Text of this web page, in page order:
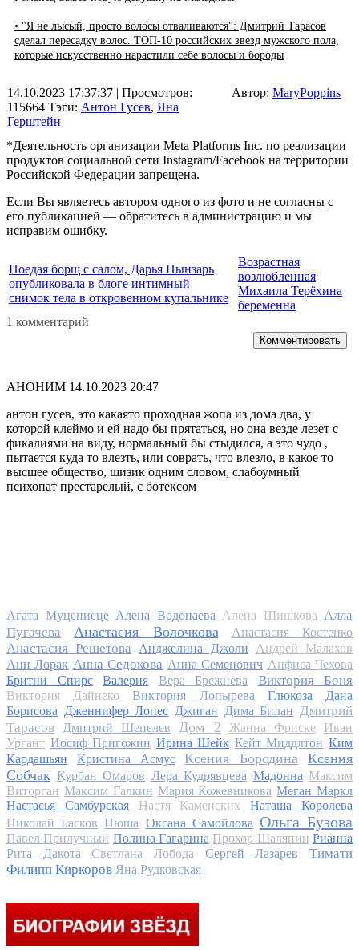
• "Я не лысый, просто волосы отваливаются": Дмитрий Тарасов
сделал пересадку волос. ТОП-10 российских звезд мужского пола,
которые искусственно нарастили себе волосы и бороды
14.10.2023 17:37:37 | Просмотров:
115664 Тэги: Антон Гусев, Яна
Герштейн
Автор: MaryPoppins
*Деятельность организации Meta Platforms Inc. по реализации
продуктов социальной сети Instagram/Facebook на территории
Российской Федерации запрещена.
Если Вы являетесь автором одного из фото и не согласны с
его публикацией — обратитесь в администрацию и мы
исправим ошибку.
Поедая борщ с салом, Дарья Пынзарь
опубликовала в блоге интимный
снимок тела в откровенном купальнике
Возрастная
возлюбленная
Михаила Терёхина
беременна
1 комментарий
Комментировать
АНОНИМ 14.10.2023 20:47
антон гусев, это какаято проходная жопа из дома два, у
которой клеймо и ей надо бы прятаться, но она везде лезет с
фикалиями на виду, нормальный бы стыдился, а это чудо ,
пытается куда то влезть, или соврать, что влезло, в какое то
высшее общество, шизик одним словом, слабоумный
психопат престарелый, с ботексом
Агата Муцениеце Алена Водонаева Алена Шишкова Алла
Пугачева
Анастасия Волочкова Анастасия Костенко
Анастасия Решетова Анджелина Джоли
Андрей Малахов
Ани Лорак Анна Седокова Анна Семенович Анфиса Чехова
Бритни Спирс
Валерия Вера Брежнева Виктория Боня
Виктория Дайнеко Виктория Лопырева Глюкоза
Дана
Борисова Дженнифер Лопес Джиган Дима Билан Дмитрий
Тарасов
Дмитрий Шепелев Дом 2 Жанна Фриске
Иван
Ургант Иосиф Пригожин Ирина Шейк Кейт Миддлтон Ким
Кардашьян
Кристина Асмус Ксения Бородина
Ксения
Собчак Курбан Омаров Лера Кудрявцева Мадонна Максим
Виторган Максим Галкин Мария Кожевникова Меган Маркл
Настасья Самбурская
Настя Каменских
Наташа Королева
Николай Басков Нюша Оксана Самойлова Ольга Бузова
Павел Прилучный Полина Гагарина Прохор Шаляпин Рианна
Рита Дакота
Светлана Лобода Сергей Лазарев
Тимати
Филипп Киркоров Яна Рудковская